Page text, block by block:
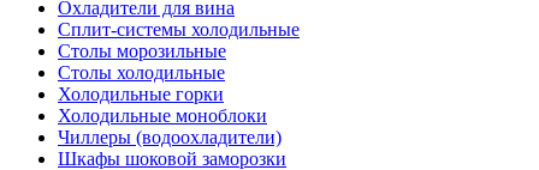
Охладители для вина
Сплит-системы холодильные
Столы морозильные
Столы холодильные
Холодильные горки
Холодильные моноблоки
Чиллеры (водоохладители)
Шкафы шоковой заморозки